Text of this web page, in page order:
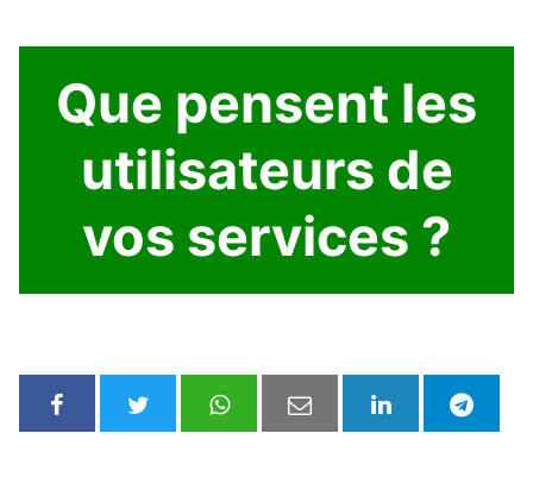
Que pensent les
utilisateurs de
vos services ?